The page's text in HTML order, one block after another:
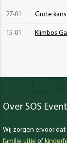
27-01 Grote
15-01 Klimbos
Over SOS
Wij zorgen ervoor dat
familie uitje of